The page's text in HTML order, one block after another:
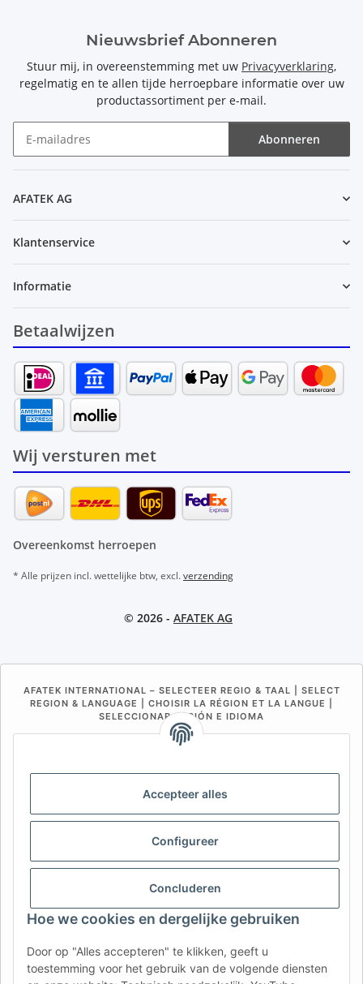
Accepteer alles
Configureer
Concluderen
Hoe we cookies en dergelijke gebruiken
Door op "Alles accepteren" te klikken, geeft u
toestemming voor het gebruik van de volgende diensten
Nieuwsbrief Abonneren
Stuur mij, in overeenstemming met uw Privacyverklaring,
regelmatig en te allen tijde herroepbare informatie over uw
productassortiment per e-mail.
Abonneren
AFATEK AG
Klantenservice
Informatie
Betaalwijzen
Wij versturen met
Overeenkomst herroepen
* Alle prijzen incl. wettelijke btw, excl.verzending
© 2026 - AFATEK AG
AFATEK INTERNATIONAL – SELECTEER REGIO & TAAL | SELECT
REGION & LANGUAGE | CHOISIR LA RÉGION ET LA LANGUE |
SELECCIONAR REGIÓN E IDIOMA
CH (IT) BE (NL) BE (FR) NL
USA
SE FI CZ HU SK
RO HR
AFATEK Nederland| Uw specialist in aanhangeronderdelen
en onderdelen voor bedrijfsvoertuigen